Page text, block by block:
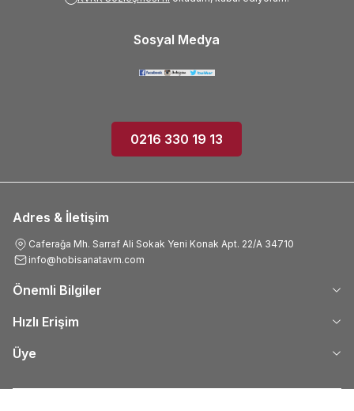
Sosyal Medya
0216 330 19 13
Adres & İletişim
Caferağa Mh. Sarraf Ali Sokak Yeni Konak Apt. 22/A 34710
info@hobisanatavm.com
Önemli Bilgiler
Hızlı Erişim
Üye